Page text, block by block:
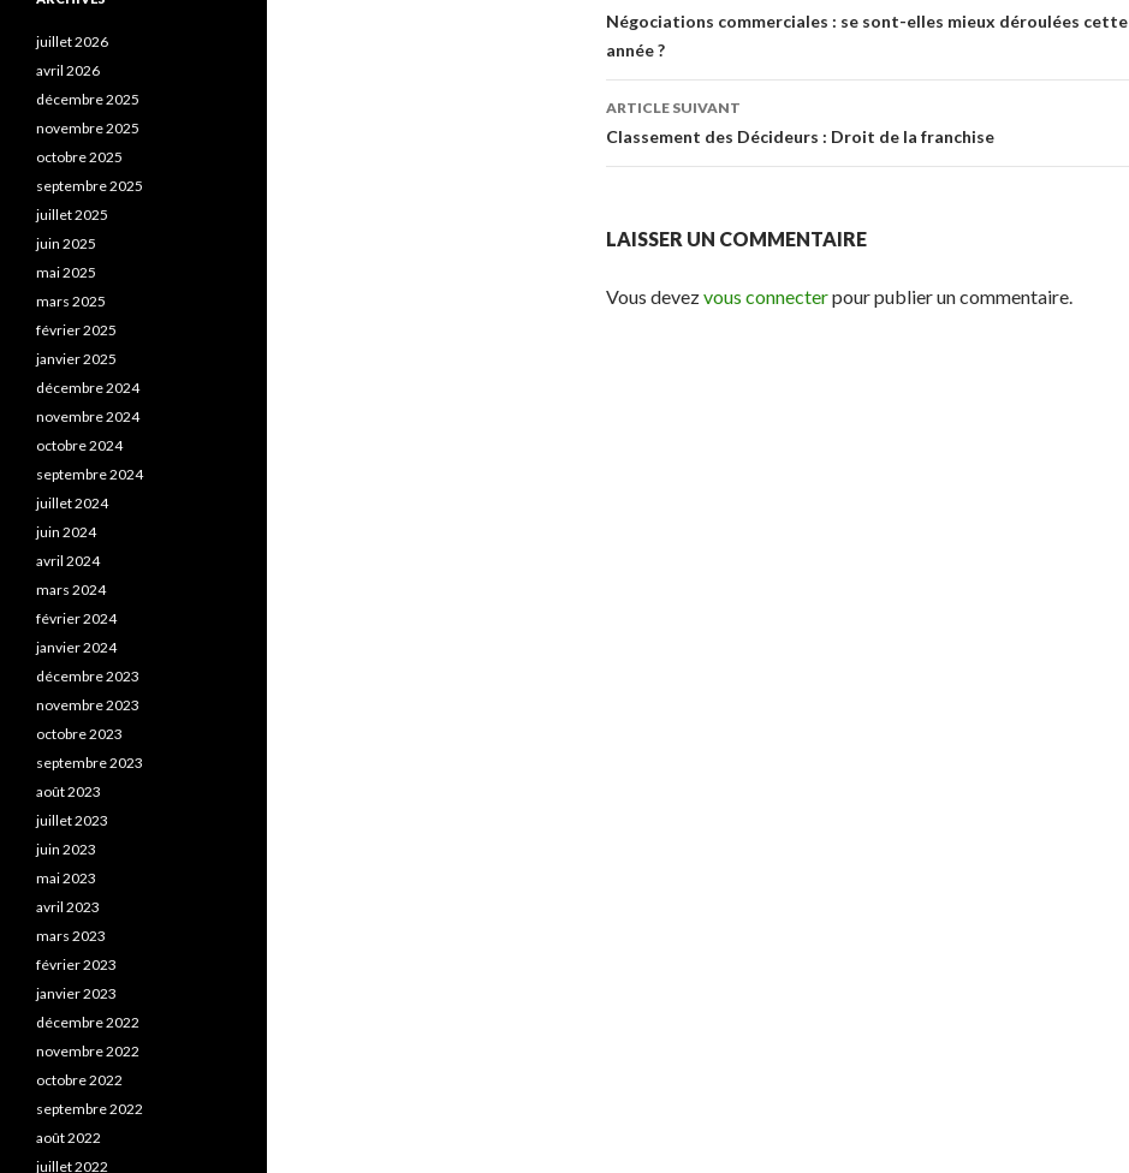
des
articles
Négociations commerciales : se sont-elles mieux déroulées cette
année ?
ARTICLE SUIVANT
Classement des Décideurs : Droit de la franchise
LAISSER UN COMMENTAIRE
Vous devezvous connecterpour publier un commentaire.
juillet 2026
avril 2026
décembre 2025
novembre 2025
octobre 2025
septembre 2025
juillet 2025
juin 2025
mai 2025
mars 2025
février 2025
janvier 2025
décembre 2024
novembre 2024
octobre 2024
septembre 2024
juillet 2024
juin 2024
avril 2024
mars 2024
février 2024
janvier 2024
décembre 2023
novembre 2023
octobre 2023
septembre 2023
août 2023
juillet 2023
juin 2023
mai 2023
avril 2023
mars 2023
février 2023
janvier 2023
décembre 2022
novembre 2022
octobre 2022
septembre 2022
août 2022
juillet 2022